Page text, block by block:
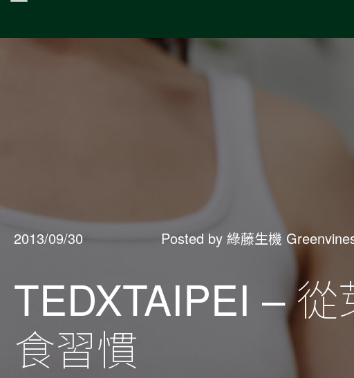
2013/09/30 Posted by 綠藤生機
TEDXTAIPEI –
食習慣